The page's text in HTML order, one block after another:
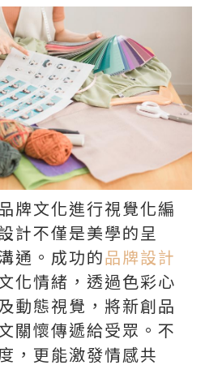
牌文化進行視覺化編
計不僅是美學的呈
通。成功的品牌設計
化情緒，透過色彩心
動態視覺，將新創品
關懷傳遞給受眾。不
，更能激發情感共